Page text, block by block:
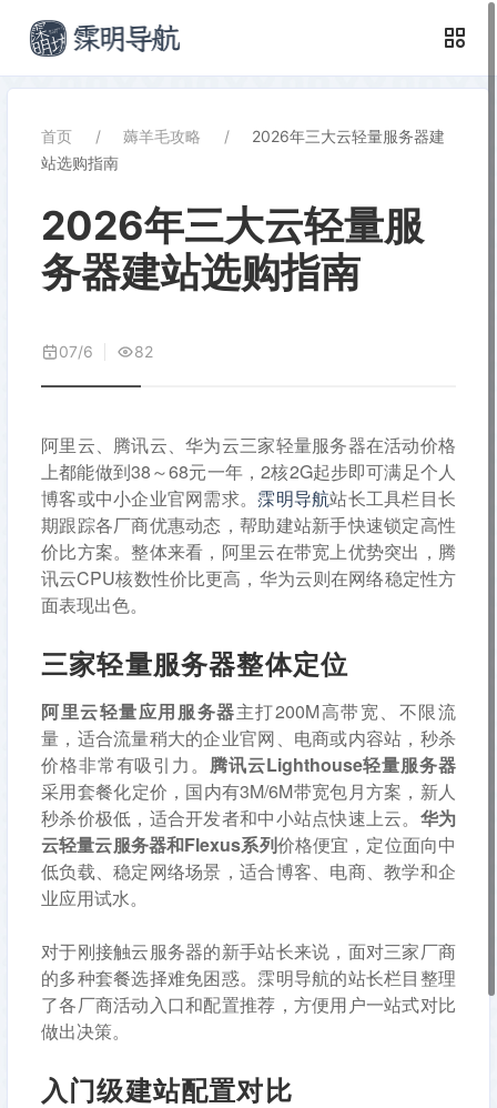
首页 薅羊毛攻略
2026年三大云轻量服务器建
站选购指南
2026年三大云轻量服
务器建站选购指南
07/6 82
阿里云、腾讯云、华为云三家轻量服务器在活动价格
上都能做到38～68元一年，2核2G起步即可满足个人
博客或中小企业官网需求。霂明导航站长工具栏目长
期跟踪各厂商优惠动态，帮助建站新手快速锁定高性
价比方案。整体来看，阿里云在带宽上优势突出，腾
讯云CPU核数性价比更高，华为云则在网络稳定性方
面表现出色。
三家轻量服务器整体定位
阿里云轻量应用服务器主打200M高带宽、不限流
量，适合流量稍大的企业官网、电商或内容站，秒杀
价格非常有吸引力。 腾讯云Lighthouse轻量服务器
采用套餐化定价，国内有3M/6M带宽包月方案，新人
秒杀价极低，适合开发者和中小站点快速上云。 华为
云轻量云服务器和Flexus系列价格便宜，定位面向中
低负载、稳定网络场景，适合博客、电商、教学和企
业应用试水。
对于刚接触云服务器的新手站长来说，面对三家厂商
的多种套餐选择难免困惑。霂明导航的站长栏目整理
了各厂商活动入口和配置推荐，方便用户一站式对比
做出决策。
入门级建站配置对比